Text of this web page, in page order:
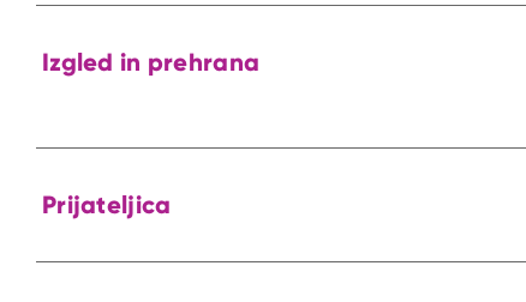
Izgled in prehrana
Prijateljica